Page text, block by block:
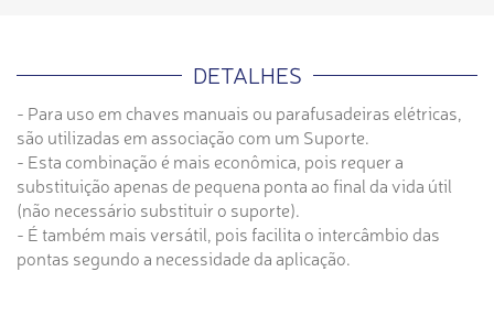
DETALHES
- Para uso em chaves manuais ou parafusadeiras elétricas,
são utilizadas em associação com um Suporte.
- Esta combinação é mais econômica, pois requer a
substituição apenas de pequena ponta ao final da vida útil
(não necessário substituir o suporte).
- É também mais versátil, pois facilita o intercâmbio das
pontas segundo a necessidade da aplicação.